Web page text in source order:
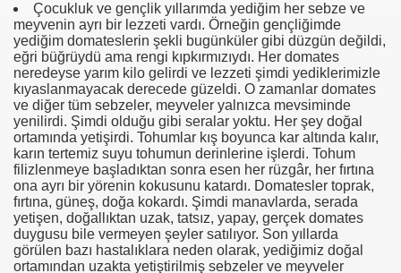
Çocukluk ve gençlik yıllarımda yediğim her sebze ve
meyvenin ayrı bir lezzeti vardı. Örneğin gençliğimde
yediğim domateslerin şekli bugünküler gibi düzgün değildi,
eğri büğrüydü ama rengi kıpkırmızıydı. Her domates
neredeyse yarım kilo gelirdi ve lezzeti şimdi yediklerimizle
kıyaslanmayacak derecede güzeldi. O zamanlar domates
ve diğer tüm sebzeler, meyveler yalnızca mevsiminde
yenilirdi. Şimdi olduğu gibi seralar yoktu. Her şey doğal
ortamında yetişirdi. Tohumlar kış boyunca kar altında kalır,
karın tertemiz suyu tohumun derinlerine işlerdi. Tohum
filizlenmeye başladıktan sonra esen her rüzgâr, her fırtına
ona ayrı bir yörenin kokusunu katardı. Domatesler toprak,
fırtına, güneş, doğa kokardı. Şimdi manavlarda, serada
yetişen, doğallıktan uzak, tatsız, yapay, gerçek domates
duygusu bile vermeyen şeyler satılıyor. Son yıllarda
görülen bazı hastalıklara neden olarak, yediğimiz doğal
ortamından uzakta yetiştirilmiş sebzeler ve meyveler
- HİDROJEN ENERJİ MRK *NASIL ENGELLENDİ* !!!
-Engellenen Mühendis !!!
Halal Food
AS-DER.